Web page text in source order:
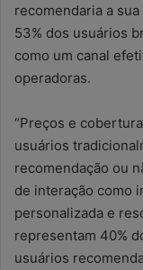
recomendaria a
53% dos usuários
como um canal
operadoras.
“Preços e
usuários
recomendação ou
de interação como
personalizada e
representam 40%
usuários